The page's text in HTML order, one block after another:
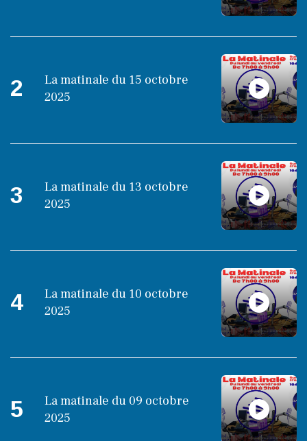
2
La matinale du 15 octobre
2025
3
La matinale du 13 octobre
2025
4
La matinale du 10 octobre
2025
5
La matinale du 09 octobre
2025